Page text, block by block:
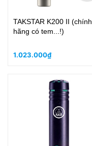
TAKSTAR K200 II (chính
hãng có tem...!)
1.023.000₫